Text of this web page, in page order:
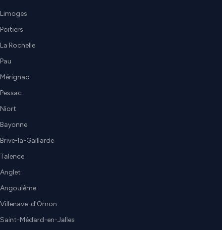
Limoges
Poitiers
La Rochelle
Pau
Mérignac
Pessac
Niort
Bayonne
Brive-la-Gaillarde
Talence
Anglet
Angoulême
Villenave-d'Ornon
Saint-Médard-en-Jalles